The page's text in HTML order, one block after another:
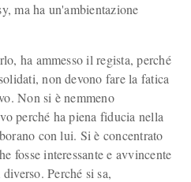
ma ha un'ambientazione
ha ammesso il regista, perché
non devono fare la fatica
Non si è nemmeno
perché ha piena fiducia nella
con lui. Si è concentrato
fosse interessante e avvincente
Perché si sa,